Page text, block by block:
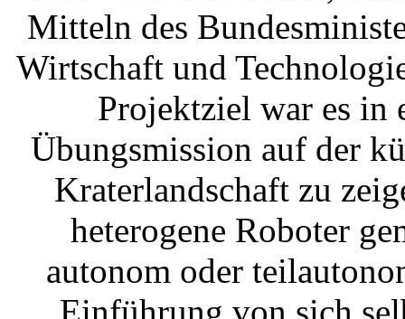
Mitteln des
Wirtschaft und
Projektziel war es in
Übungsmission auf der
Kraterlandschaft zu
heterogene Roboter
autonom oder
Einführung von sich